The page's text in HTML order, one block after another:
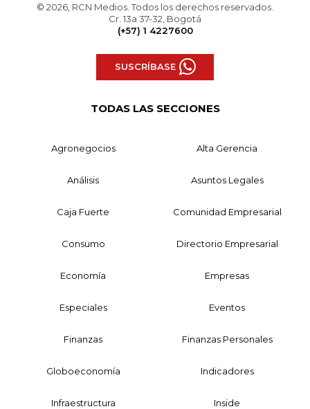
© 2026, RCN Medios. Todos los derechos reservados.
Cr. 13a 37-32, Bogotá
(+57) 1 4227600
SUSCRÍBASE
TODAS LAS SECCIONES
Agronegocios Alta Gerencia
Análisis Asuntos Legales
Caja Fuerte Comunidad Empresarial
Consumo Directorio Empresarial
Economía Empresas
Especiales Eventos
Finanzas Finanzas Personales
Globoeconomía Indicadores
Infraestructura Inside